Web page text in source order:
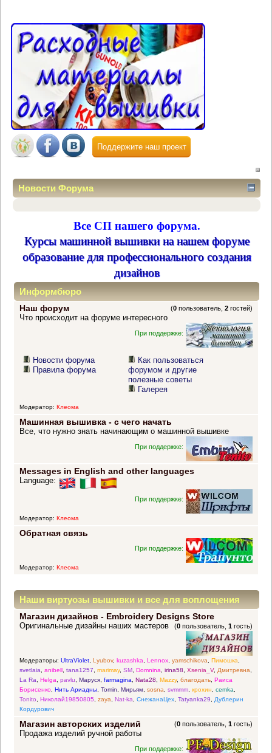
Поддержите наш проект
Новости Форума
Все СП нашего форума.
Курсы машинной вышивки на нашем форуме
образование для профессионального создания
дизайнов
Информбюро
Наш форум (0 пользователь,2 гостей)
Что происходит на форуме интересного
При поддержке:
Новости форума
Правила форума
Как пользоваться
форумом и другие
полезные советы
Галерея
Модератор: Клеома
Машинная вышивка - с чего начать
Все, что нужно знать начинающим о машинной вышивке
При поддержке:
Messages in English and other languages
Language:
При поддержке:
Модератор: Клеома
Обратная связь
При поддержке:
Модератор: Клеома
Наши виртуозы вышивки и все для воплощения
прекрасных идей
Магазин дизайнов - Embroidery Designs Store
(0 пользователь,1 гость)
Оригинальные дизайны наших мастеров
Модераторы: UltraViolet, Lyubov, kuzashka, Lennox, yamschikova, Пимошка,
svetlaia, anibell, tana1257, marimay, SM, Domnina, irina58, Xsenia_V, Дмитревна,
La Ra, Helga, pavlu, Маруся, farmagina, Nata28, Mazzy, благодать, Раиса
Борисенко, Нить Ариадны, Tomin, Мирьям, sosna, svmmm, крохин, cemka,
Tonito, Николай19850805, zaya, Nat-ka, СнежанаЦех, Tatyanka29, Дублерин
Кордурович
Магазин авторских изделий (0 пользователь,1 гость)
Продажа изделий ручной работы
При поддержке: